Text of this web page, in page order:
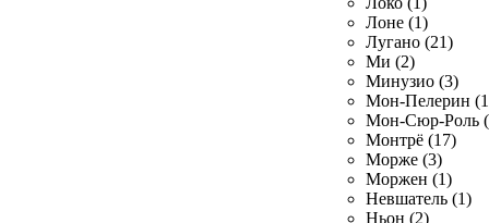
Лоне (1)
Лугано (21)
Ми (2)
Минузио (3)
Мон-Пелерин
Мон-Сюр-Роль
Монтрё (17)
Морже (3)
Моржен (1)
Невшатель (1)
Ньон (2)